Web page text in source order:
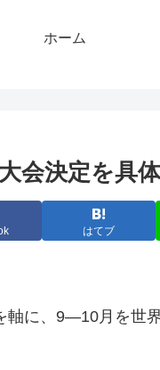
ホーム
会決定を具
はてブ
軸に、9―10月を世